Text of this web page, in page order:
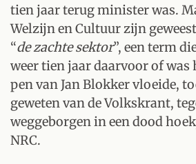
tien jaar terug minister was.
Welzijn en Cultuur zijn
“de zachte sektor”, een term
weer tien jaar daarvoor of
pen van Jan Blokker vloeide,
geweten van de Volkskrant,
weggeborgen in een dood
NRC.